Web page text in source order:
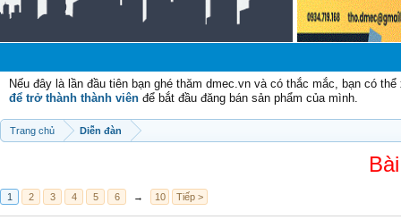
Nếu đây là lần đầu tiên bạn ghé thăm dmec.vn và có thắc mắc, bạn có
để trở thành thành viên để bắt đầu đăng bán sản phẩm của mình.
Trang chủ Diễn đàn
1 2 3 4 5 6 → 10 Tiếp >